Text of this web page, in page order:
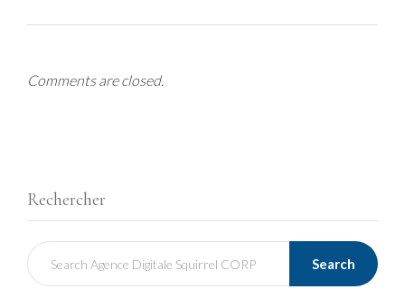
Comments are closed.
Rechercher
Search